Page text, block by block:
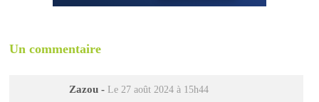
Un commentaire
Zazou - Le 27 août 2024 à 15h44